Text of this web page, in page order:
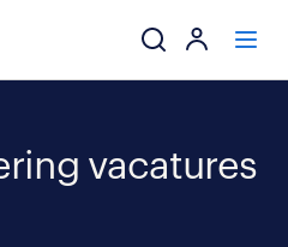
vacatures